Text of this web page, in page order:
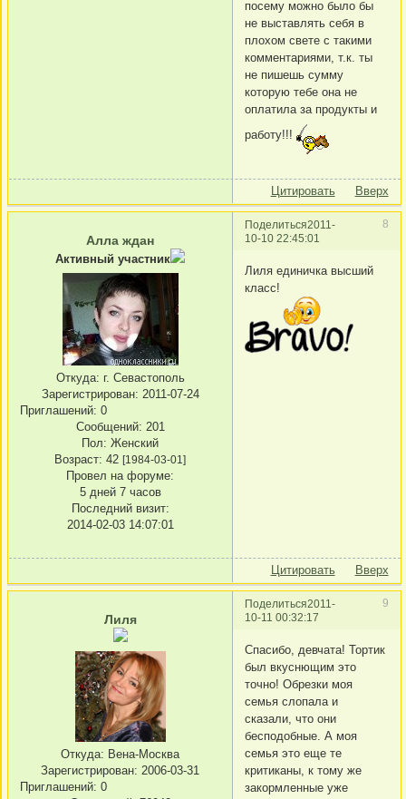
посему можно было бы
не выставлять себя в
плохом свете с такими
комментариями, т.к. ты
не пишешь сумму
которую тебе она не
оплатила за продукты и
работу!!!
Цитировать Вверх
Поделиться 8
2011-
10-10 22:45:01
Алла ждан
Активный участник
Откуда: г. Севастополь
Зарегистрирован: 2011-07-24
Приглашений: 0
Сообщений: 201
Пол: Женский
Возраст: 42 [1984-03-01]
Провел на форуме:
5 дней 7 часов
Последний визит:
2014-02-03 14:07:01
Лиля единичка высший
класс!
Цитировать Вверх
Поделиться 9
2011-
10-11 00:32:17
Лиля
Откуда: Вена-Москва
Зарегистрирован: 2006-03-31
Приглашений: 0
Спасибо, девчата! Тортик
был вкуснющим это
точно! Обрезки моя
семья слопала и
сказали, что они
бесподобные. А моя
семья это еще те
критиканы, к тому же
закормленные уже